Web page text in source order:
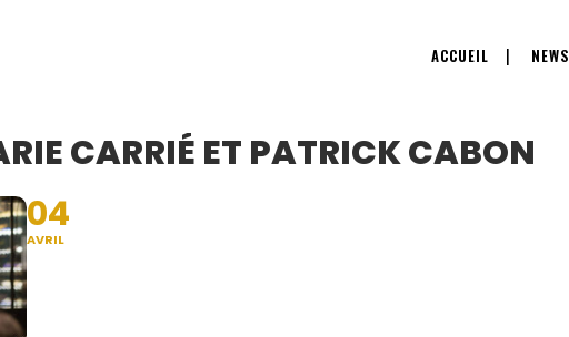
ACCUEIL NEWS
CARRIÉ ET PATRICK CABON
04
AVRIL